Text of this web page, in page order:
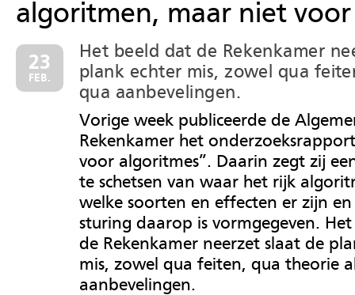
algoritmen, maar niet
23
FEB.
Het beeld dat de Rekenkamer
plank echter mis, zowel qua
qua aanbevelingen.
Vorige week publiceerde de
Rekenkamer het
voor algoritmes”. Daarin zegt zij
te schetsen van waar het rijk
welke soorten en effecten er zijn
sturing daarop is vormgegeven.
de Rekenkamer neerzet slaat de
mis, zowel qua feiten, qua theorie
aanbevelingen.